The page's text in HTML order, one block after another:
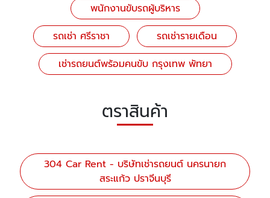
พนักงานขับรถผู้บริหาร
รถเช่า ศรีราชา
รถเช่ารายเดือน
เช่ารถยนต์พร้อมคนขับ กรุงเทพ พัทยา
ตราสินค้า
304 Car Rent - บริษัทเช่ารถยนต์ นครนายก
สระแก้ว ปราจีนบุรี